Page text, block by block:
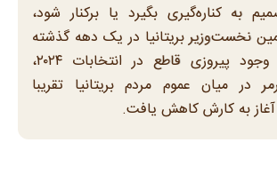
به کناره‌گیری بگیرد یا برکنار شود،
نخست‌وزیر بریتانیا در یک دهه گذشته
خواهد بود. با وجود پیروزی قاطع در انتخابات ۲۰۲۴،
در میان عموم مردم بریتانیا تقریبا
آغاز به کارش کاهش یافت.